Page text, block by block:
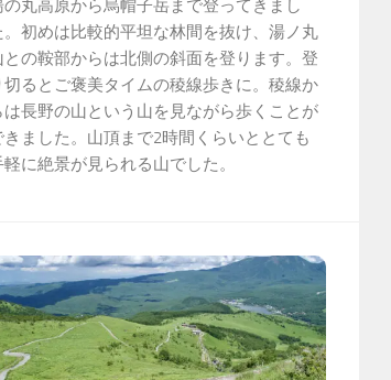
の丸高原から烏帽子岳まで登ってきまし
。初めは比較的平坦な林間を抜け、湯ノ丸
との鞍部からは北側の斜面を登ります。登
切るとご褒美タイムの稜線歩きに。稜線か
は長野の山という山を見ながら歩くことが
きました。山頂まで2時間くらいととても
軽に絶景が見られる山でした。